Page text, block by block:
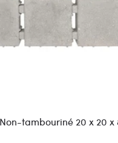
tambouriné 20 x 20 x